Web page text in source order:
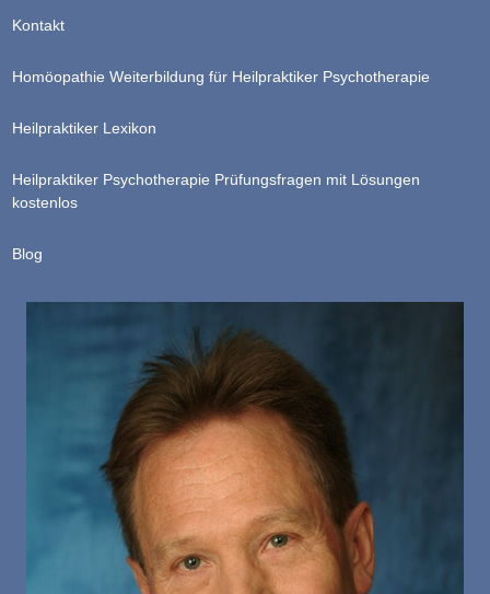
Kontakt
Homöopathie Weiterbildung für Heilpraktiker Psychotherapie
Heilpraktiker Lexikon
Heilpraktiker Psychotherapie Prüfungsfragen mit Lösungen
kostenlos
Blog